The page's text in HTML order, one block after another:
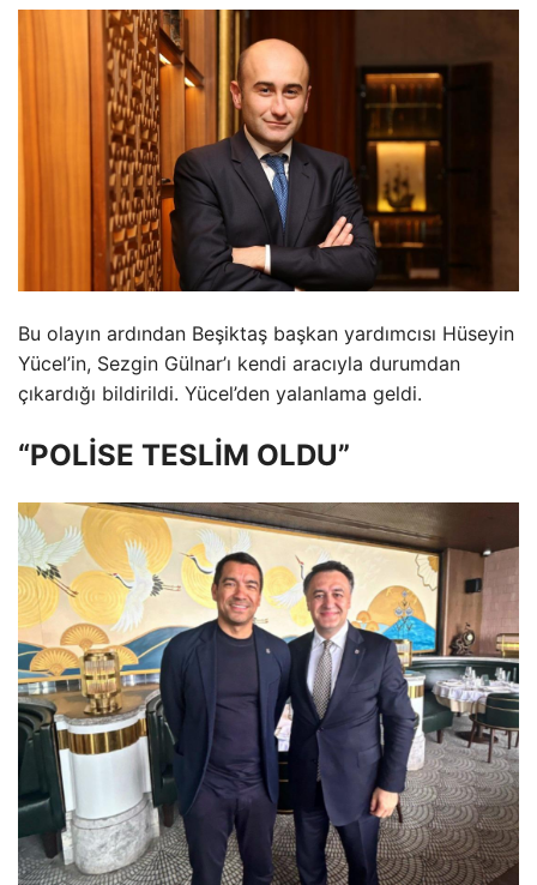
Bu olayın ardından Beşiktaş başkan yardımcısı Hüseyin
Yücel’in, Sezgin Gülnar’ı kendi aracıyla durumdan
çıkardığı bildirildi. Yücel’den yalanlama geldi.
“POLİSE TESLİM OLDU”